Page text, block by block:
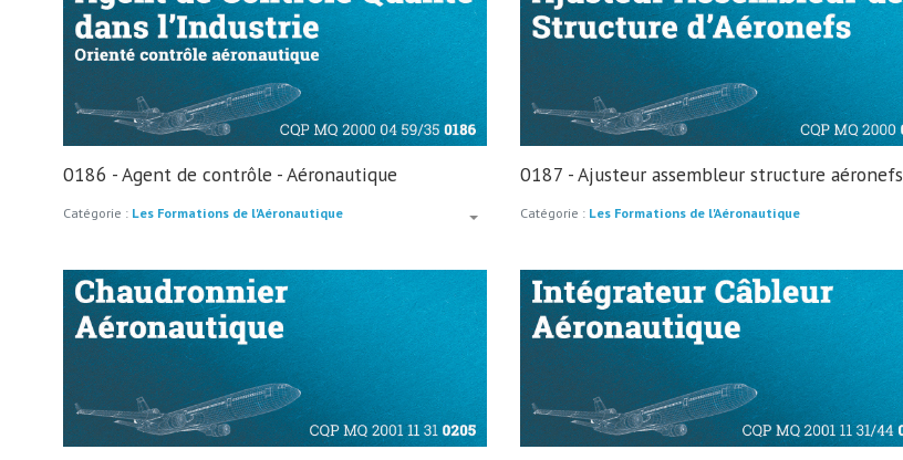
0186 - Agent de contrôle - Aéronautique
Catégorie : Les Formations de l'Aéronautique
0187 - Ajusteur assembleur structure aéronefs
Catégorie : Les Formations de l'Aéronautique